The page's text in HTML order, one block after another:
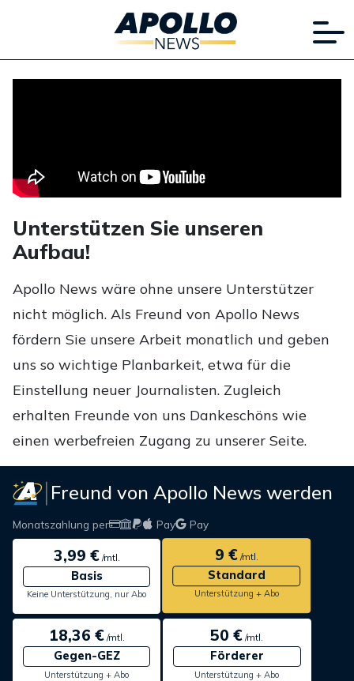
Unterstützen Sie unseren
Aufbau!
Apollo News wäre ohne unsere Unterstützer
nicht möglich. Als Freund von Apollo News
fördern Sie unsere Arbeit monatlich und geben
uns so wichtige Planbarkeit, etwa für die
Einstellung neuer Journalisten. Zugleich
erhalten Freunde von uns Dankeschöns wie
einen werbefreien Zugang zu unserer Seite.
Freund von Apollo News werden
Monatszahlung per Pay Pay
3,99 €/mtl.
Basis
Keine Unterstützung, nur Abo
9 €/mtl.
Standard
Unterstützung + Abo
18,36 €/mtl.
Gegen-GEZ
Unterstützung + Abo
50 € /mtl.
Förderer
Unterstützung + Abo